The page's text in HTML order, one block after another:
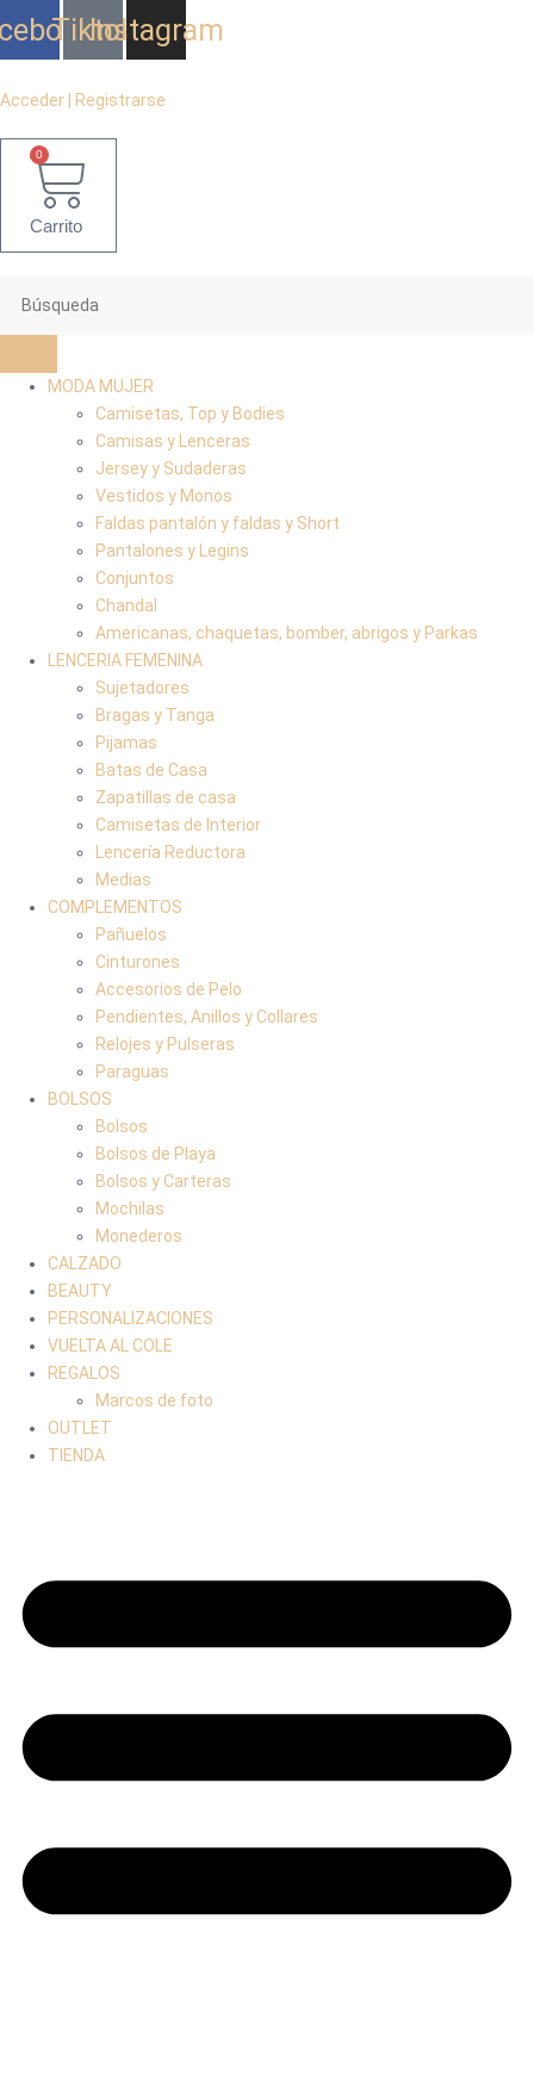
al
Tiktok
Instagram
Acceder | Registrarse
0
Carrito
MODA MUJER
Camisetas, Top y Bodies
Camisas y Lenceras
Jersey y Sudaderas
Vestidos y Monos
Faldas pantalón y faldas y Short
Pantalones y Legins
Conjuntos
Chandal
Americanas, chaquetas, bomber, abrigos y Parkas
LENCERIA FEMENINA
Sujetadores
Bragas y Tanga
Pijamas
Batas de Casa
Zapatillas de casa
Camisetas de Interior
Lencería Reductora
Medias
COMPLEMENTOS
Pañuelos
Cinturones
Accesorios de Pelo
Pendientes, Anillos y Collares
Relojes y Pulseras
Paraguas
BOLSOS
Bolsos
Bolsos de Playa
Bolsos y Carteras
Mochilas
Monederos
CALZADO
BEAUTY
PERSONALIZACIONES
VUELTA AL COLE
REGALOS
Marcos de foto
OUTLET
TIENDA